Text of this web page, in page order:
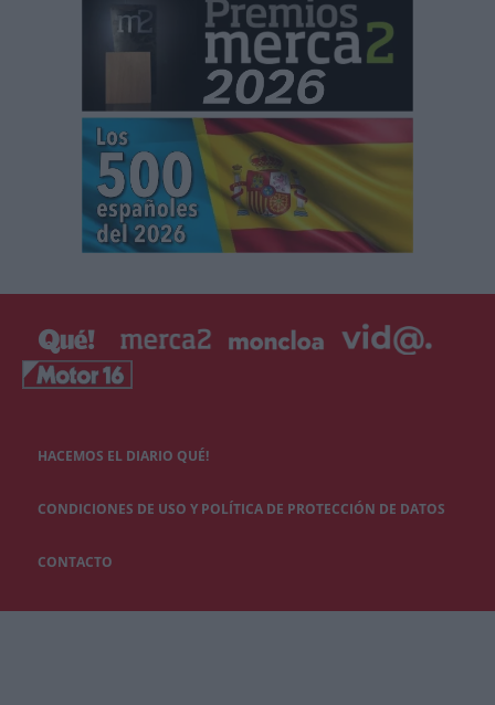
HACEMOS EL DIARIO QUÉ!
CONDICIONES DE USO Y POLÍTICA DE PROTECCIÓN DE DATOS
CONTACTO